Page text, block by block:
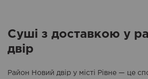
Суші з доставкою у
двір
Район Новий двір у місті Рівне — це